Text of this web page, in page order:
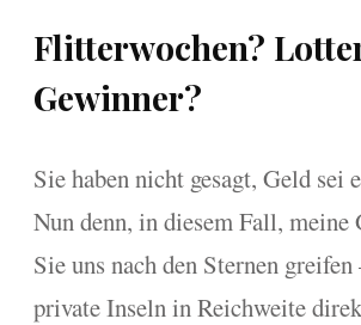
Flitterwochen?
Gewinner?
Sie haben nicht gesagt, Geld sei
Nun denn, in diesem Fall, meine
Sie uns nach den Sternen
private Inseln in Reichweite